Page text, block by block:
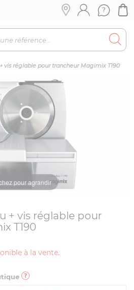
vis réglable pour trancheur Magimix T190
pour agrandir
+ vis réglable pour
T190
à la vente.